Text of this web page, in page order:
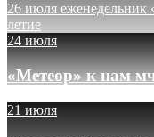
26 июля еженедельник
летие
24 июля
«Метеор» к нам
21 июля